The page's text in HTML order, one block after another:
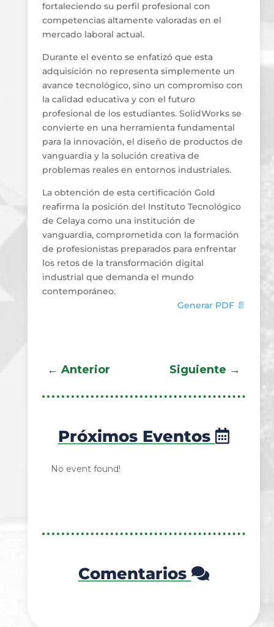
fortaleciendo su perfil profesional con
competencias altamente valoradas en el
mercado laboral actual.
Durante el evento se enfatizó que esta
adquisición no representa simplemente un
avance tecnológico, sino un compromiso con
la calidad educativa y con el futuro
profesional de los estudiantes. SolidWorks se
convierte en una herramienta fundamental
para la innovación, el diseño de productos de
vanguardia y la solución creativa de
problemas reales en entornos industriales.
La obtención de esta certificación Gold
reafirma la posición del Instituto Tecnológico
de Celaya como una institución de
vanguardia, comprometida con la formación
de profesionistas preparados para enfrentar
los retos de la transformación digital
industrial que demanda el mundo
contemporáneo.
Generar PDF 📄
← Anterior Siguiente →
Próximos Eventos
No event found!
Comentarios